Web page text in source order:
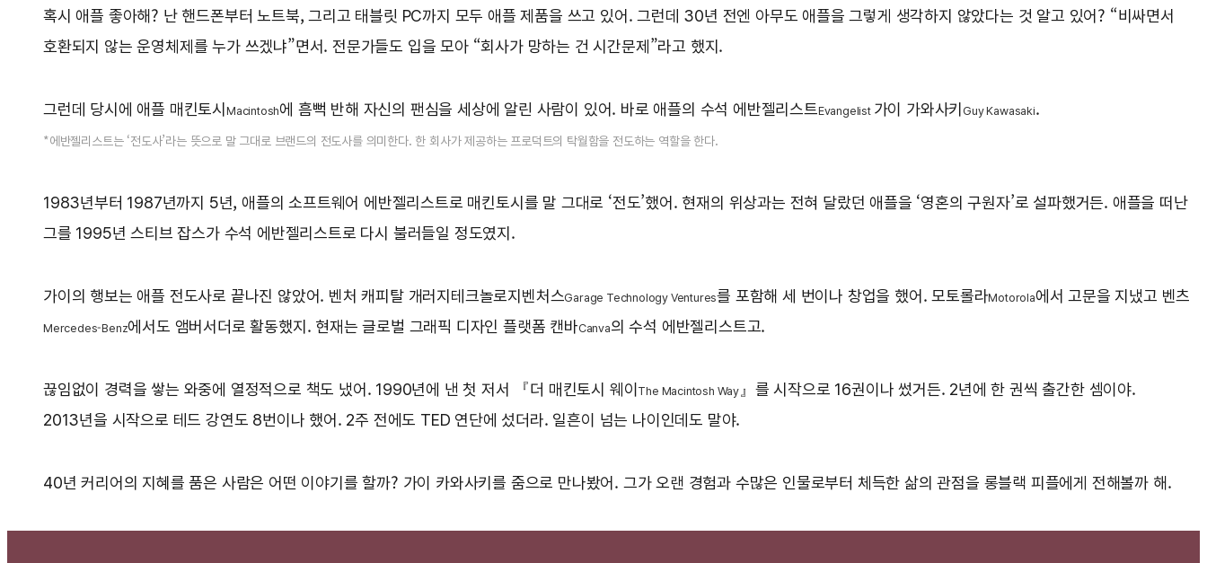
혹시 애플 좋아해? 난 핸드폰부터 노트북, 그리고 태블릿 PC까지 모두 애플 제품을 쓰고 있어. 그런데 30년 전엔 아무도 애플을 그렇게 생각하지 않았다는 것 알고 있어? “비싸면서
호환되지 않는 운영체제를 누가 쓰겠냐”면서. 전문가들도 입을 모아 “회사가 망하는 건 시간문제”라고 했지.
그런데 당시에 애플 매킨토시 Macintosh에 흠뻑 반해 자신의 팬심을 세상에 알린 사람이 있어. 바로 애플의 수석 에반젤리스트Evangelist 가이 가와사키Guy Kawasaki.
*에반젤리스트는 ‘전도사’라는 뜻으로 말 그대로 브랜드의 전도사를 의미한다. 한 회사가 제공하는 프로덕트의 탁월함을 전도하는 역할을 한다.
1983년부터 1987년까지 5년, 애플의 소프트웨어 에반젤리스트로 매킨토시를 말 그대로 ‘전도’했어. 현재의 위상과는 전혀 달랐던 애플을 ‘영혼의 구원자’로 설파했거든. 애플을 떠난
그를 1995년 스티브 잡스가 수석 에반젤리스트로 다시 불러들일 정도였지.
가이의 행보는 애플 전도사로 끝나진 않았어. 벤처 캐피탈 개러지테크놀로지벤처스Garage Technology Ventures를 포함해 세 번이나 창업을 했어. 모토롤라Motorola에서 고문을 지냈고 벤츠
Mercedes-Benz에서도 앰버서더로 활동했지. 현재는 글로벌 그래픽 디자인 플랫폼 캔바Canva의 수석 에반젤리스트고.
끊임없이 경력을 쌓는 와중에 열정적으로 책도 냈어. 1990년에 낸 첫 저서 『더 매킨토시 웨이 The Macintosh Way 』를 시작으로 16권이나 썼거든. 2년에 한 권씩 출간한 셈이야.
2013년을 시작으로 테드 강연도 8번이나 했어. 2주 전에도 TED 연단에 섰더라. 일흔이 넘는 나이인데도 말야.
40년 커리어의 지혜를 품은 사람은 어떤 이야기를 할까? 가이 카와사키를 줌으로 만나봤어. 그가 오랜 경험과 수많은 인물로부터 체득한 삶의 관점을 롱블랙 피플에게 전해볼까 해.